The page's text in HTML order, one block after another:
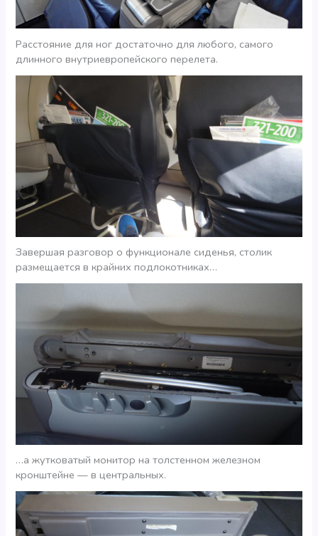
Расстояние для ног достаточно для любого, самого
длинного внутриевропейского перелета.
Завершая разговор о функционале сиденья, столик
размещается в крайних подлокотниках…
…а жутковатый монитор на толстенном железном
кронштейне — в центральных.